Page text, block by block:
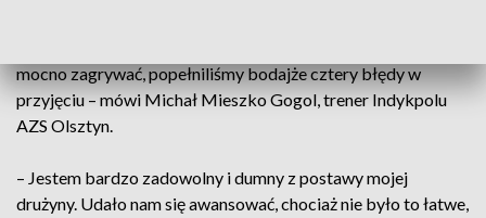
mocno zagrywać, popełniliśmy bodajże cztery błędy w
przyjęciu – mówi Michał Mieszko Gogol, trener Indykpolu
AZS Olsztyn.
– Jestem bardzo zadowolny i dumny z postawy mojej
drużyny. Udało nam się awansować, chociaż nie było to łatwe,